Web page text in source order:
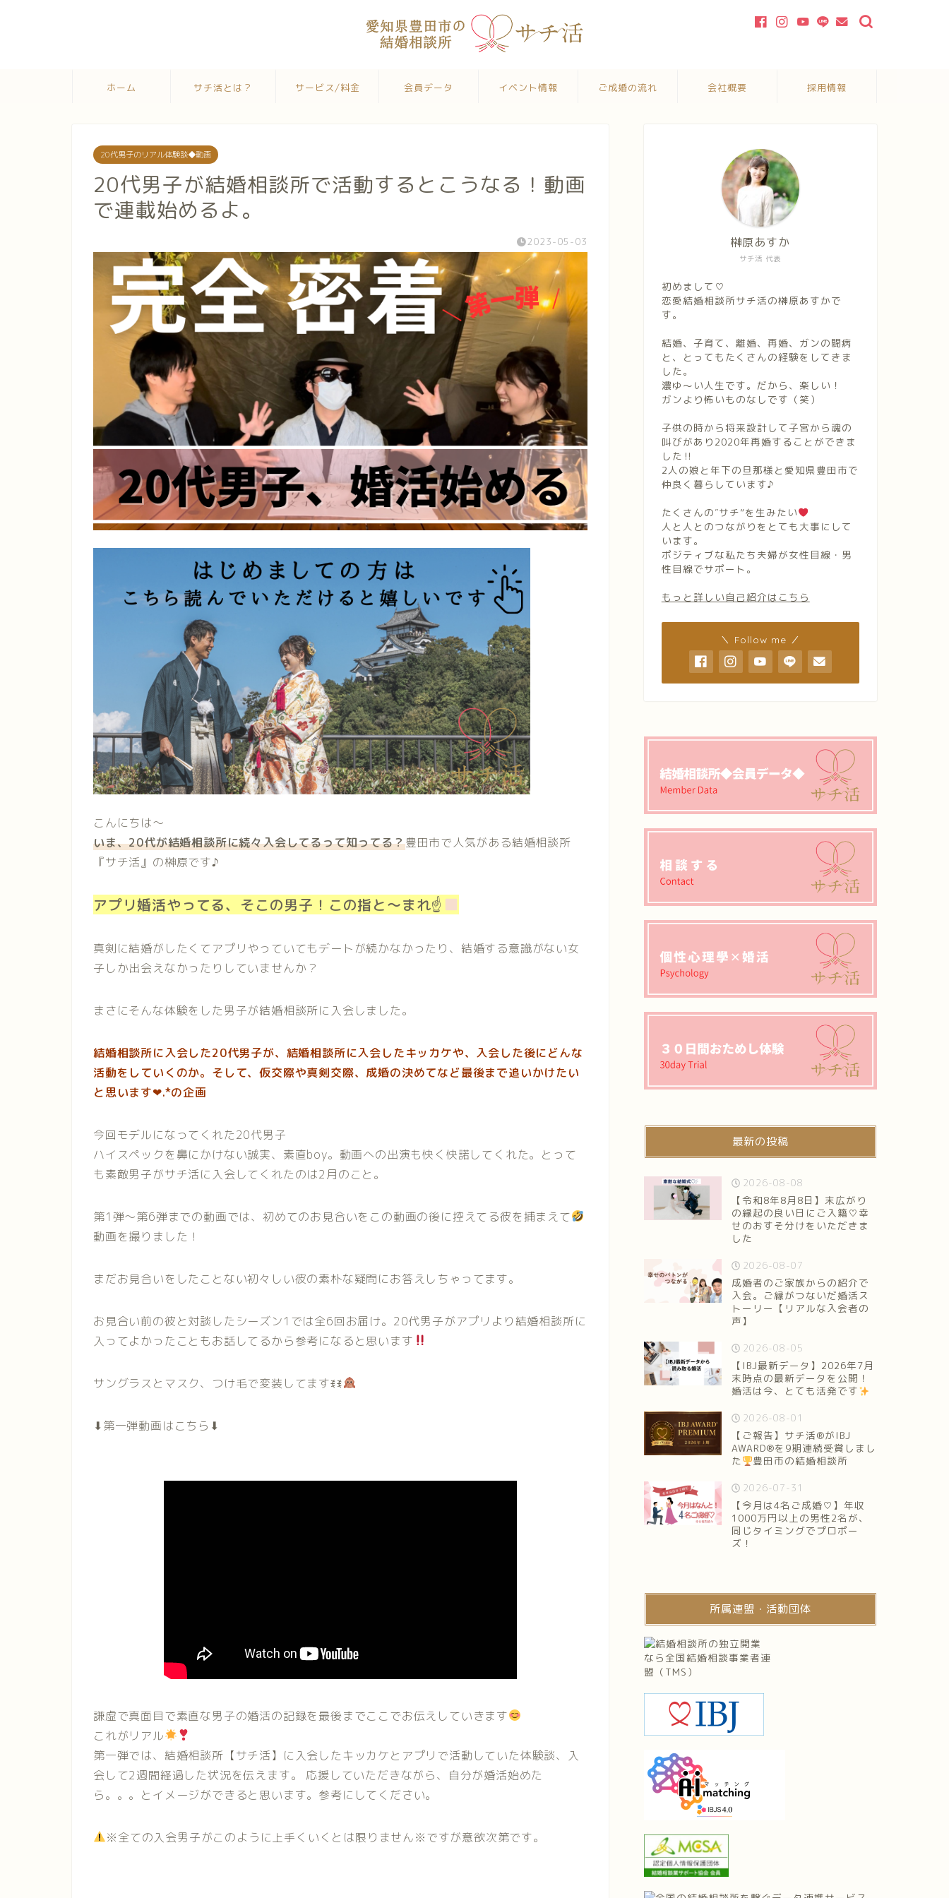
ホーム サチ活とは？ サービス/料金 会員データ イベント情報 ご成婚の流れ 会社概要 採用情報
20代男子のリアル体験談◆動画
20代男子が結婚相談所で活動するとこうなる！動画
で連載始めるよ。
2023-05-03
こんにちは〜
いま、20代が結婚相談所に続々入会してるって知ってる？豊田市で人気がある結婚相談所
『サチ活』の榊原です♪
アプリ婚活やってる、そこの男子！この指と～まれ☝
真剣に結婚がしたくてアプリやっていてもデートが続かなかったり、結婚する意識がない女
子しか出会えなかったりしていませんか？
まさにそんな体験をした男子が結婚相談所に入会しました。
結婚相談所に入会した20代男子が、結婚相談所に入会したキッカケや、入会した後にどんな
活動をしていくのか。そして、仮交際や真剣交際、成婚の決めてなど最後まで追いかけたい
と思います❤︎.*の企画
今回モデルになってくれた20代男子
ハイスペックを鼻にかけない誠実、素直boy。動画への出演も快く快諾してくれた。とって
も素敵男子がサチ活に入会してくれたのは2月のこと。
第1弾〜第6弾までの動画では、初めてのお見合いをこの動画の後に控えてる彼を捕まえて
動画を撮りました！
まだお見合いをしたことない初々しい彼の素朴な疑問にお答えしちゃってます。
お見合い前の彼と対談したシーズン1では全6回お届け。20代男子がアプリより結婚相談所に
入ってよかったこともお話してるから参考になると思います
サングラスとマスク、つけ毛で変装してますꉂꉂ
⬇︎第一弾動画はこちら⬇︎
謙虚で真面目で素直な男子の婚活の記録を最後までここでお伝えしていきます
これがリアル
第一弾では、結婚相談所【サチ活】に入会したキッカケとアプリで活動していた体験談、入
会して2週間経過した状況を伝えます。 応援していただきながら、自分が婚活始めた
ら。。。とイメージができると思います。参考にしてください。
※全ての入会男子がこのように上手くいくとは限りません※ですが意欲次第です。
サチ活 代表
榊原あすか
初めまして♡
恋愛結婚相談所サチ活の榊原あすかで
す。
結婚、子育て、離婚、再婚、ガンの闘病
と、とってもたくさんの経験をしてきま
した。
濃ゆ〜い人生です。だから、楽しい！
ガンより怖いものなしです（笑）
子供の時から将来設計して子宮から魂の
叫びがあり2020年再婚することができま
した‼︎
2人の娘と年下の旦那様と愛知県豊田市で
仲良く暮らしています♪
たくさんの″サチ”を生みたい
人と人とのつながりをとても大事にして
います。
ポジティブな私たち夫婦が女性目線・男
性目線でサポート。
もっと詳しい自己紹介はこちら
＼ Follow me ／
最新の投稿
2026-08-08
【令和8年8月8日】末広がり
の縁起の良い日にご入籍♡幸
せのおすそ分けをいただきま
した
2026-08-07
成婚者のご家族からの紹介で
入会。ご縁がつないだ婚活ス
トーリー【リアルな入会者の
声】
2026-08-05
【IBJ最新データ】2026年7月
末時点の最新データを公開！
婚活は今、とても活発です
2026-08-01
【ご報告】サチ活®がIBJ
AWARD®を9期連続受賞しまし
た
豊田市の結婚相談所
2026-07-31
【今月は4名ご成婚♡】年収
1000万円以上の男性2名が、
同じタイミングでプロポー
ズ！
所属連盟・活動団体